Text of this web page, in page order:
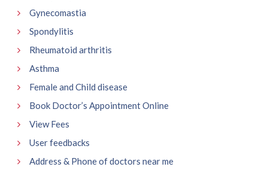
Gynecomastia
Spondylitis
Rheumatoid arthritis
Asthma
Female and Child disease
Book Doctor’s Appointment Online
View Fees
User feedbacks
Address & Phone of doctors near me